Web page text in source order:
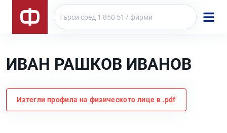
ИВАН РАШКОВ ИВАНОВ
Изтегли профила на физическото лице в .pdf